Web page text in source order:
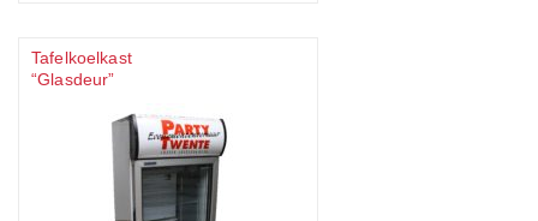
Tafelkoelkast
“Glasdeur”